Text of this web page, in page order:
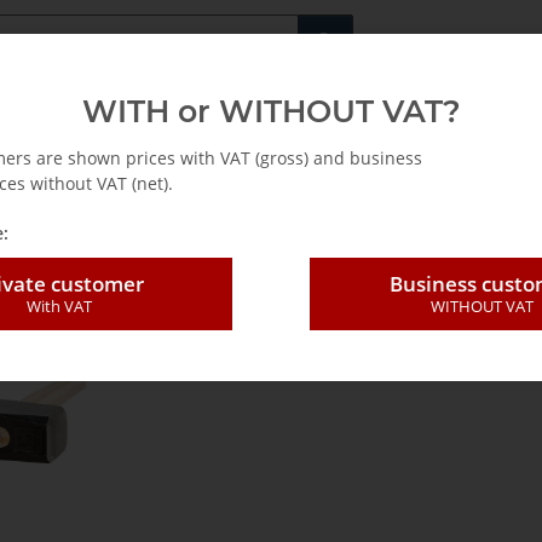
Fachshop für
Leasing / Mietkauf
und Fäustel EN
, Vorschlaghämmer und Fäustel
WITH or WITHOUT VAT?
are shown prices with VAT (gross) and business
without VAT (net).
customer
With VAT
Business
WITHOUT VAT